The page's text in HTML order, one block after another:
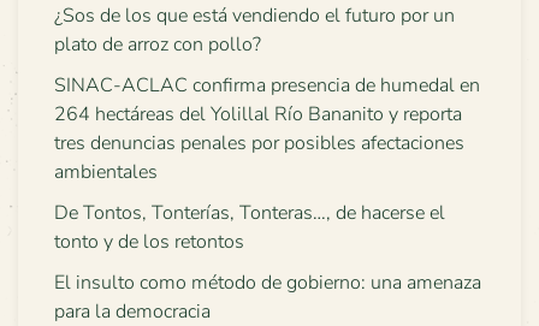
¿Sos de los que está vendiendo el futuro por un
plato de arroz con pollo?
SINAC-ACLAC confirma presencia de humedal en
264 hectáreas del Yolillal Río Bananito y reporta
tres denuncias penales por posibles afectaciones
ambientales
De Tontos, Tonterías, Tonteras…, de hacerse el
tonto y de los retontos
El insulto como método de gobierno: una amenaza
para la democracia